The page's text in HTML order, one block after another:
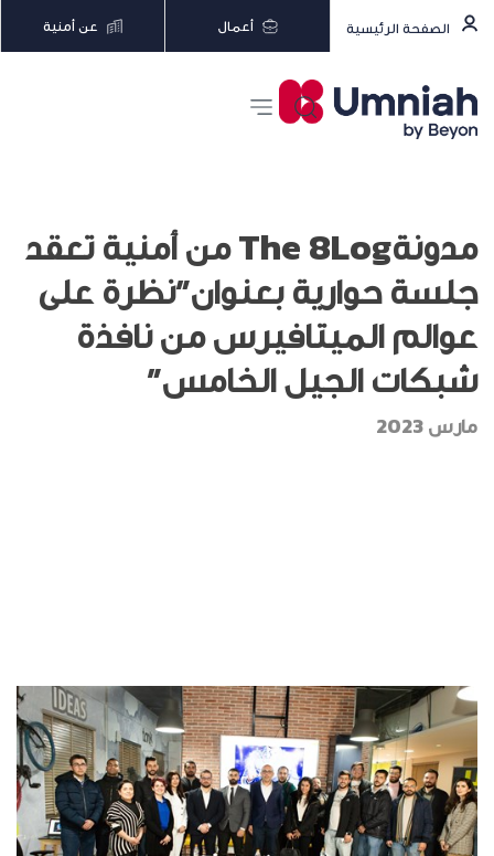
الصفحة الرئيسية أعمال عن أمنية
مدونةThe 8Log من أمنية تعقد
جلسة حوارية بعنوان”نظرة على
عوالم الميتافيرس من نافذة
شبكات الجيل الخامس”
مارس 2023